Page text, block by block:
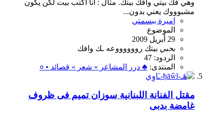
وهي فك بيتي وافك بيتك. مثال : انا اكتب بيت لكن يكون
مشبوووك يعني بدون...
اميرة ببسمتي
الموضوع
29 أبريل 2009
بحبي بيتك رووووووعه ـك وافك
الردود: 47
المنتدى: ♣ درر المشاعر » شعر » قصائد • ०
مقتل الفنانة اللبنانية سوزان تميم فى ظروف
غامضة بدبى